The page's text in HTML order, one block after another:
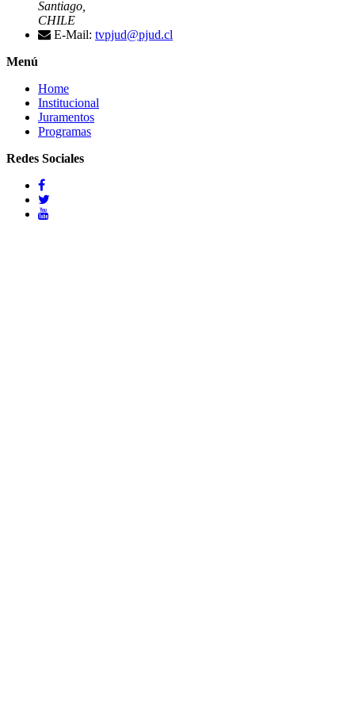
Santiago,
CHILE
E-Mail: tvpjud@pjud.cl
Menú
Home
Institucional
Juramentos
Programas
Redes Sociales